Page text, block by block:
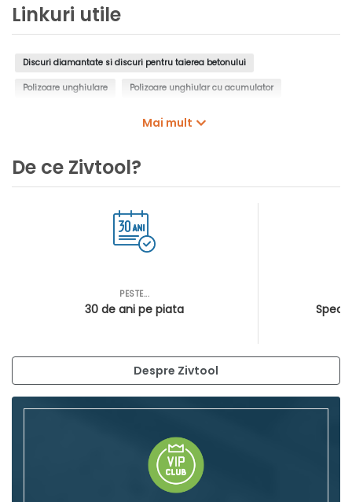
Linkuri utile
Discuri diamantate si discuri pentru taierea betonului
Polizoare unghiulare Polizoare unghiular cu acumulator
Mai mult
De ce Zivtool?
PESTE...
30 de ani pe piata
Despre Zivtool